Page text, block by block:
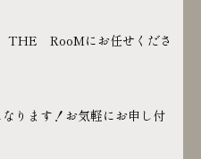
THE RooMにお任せくださ
ります！お気軽にお申し付